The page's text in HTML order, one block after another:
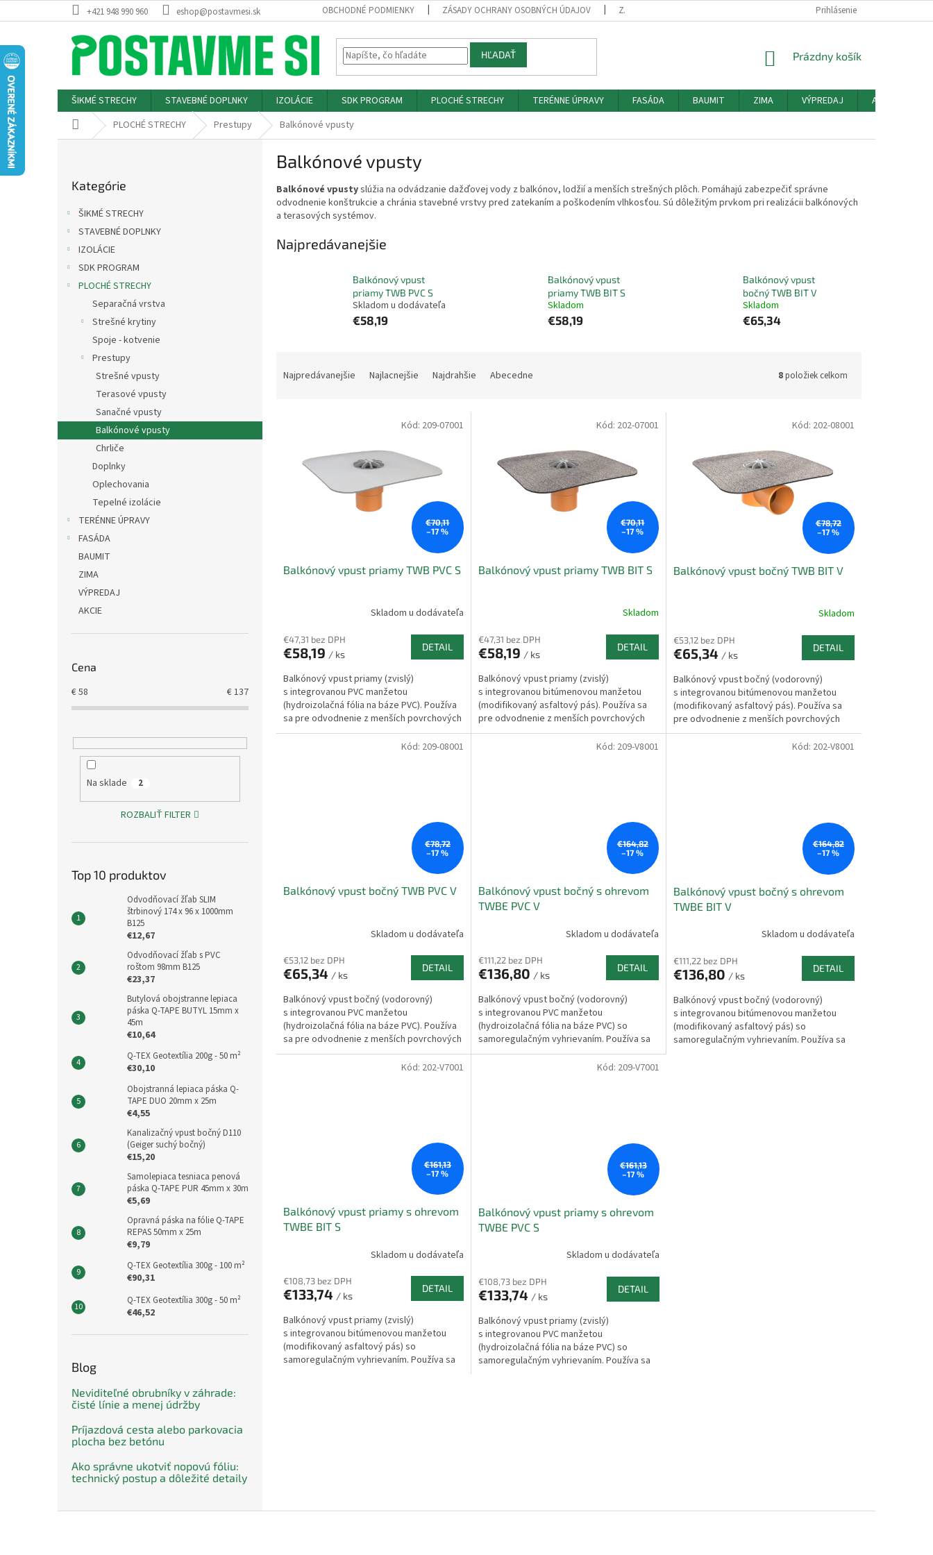
na
+421 948 990 960 eshop@postavmesi.sk OBCHODNÉ PODMIENKY ZÁSADY OCHRANY OSOBNÝCH ÚDAJOV ZÁSADY POUŽÍVANIA SÚBOROV COOKIES HODNOTENIE OBCHODU
Prihlásenie
HĽADAŤ
NÁKUPNÝ
Prázdny košík
ŠIKMÉ STRECHY STAVEBNÉ DOPLNKY IZOLÁCIE SDK PROGRAM PLOCHÉ STRECHY TERÉNNE ÚPRAVY FASÁDA BAUMIT ZIMA VÝPREDAJ AKCIE
DomovPLOCHÉ STRECHY Prestupy Balkónové vpusty
kategórie
Kategórie
ŠIKMÉ STRECHY
STAVEBNÉ DOPLNKY
IZOLÁCIE
SDK PROGRAM
PLOCHÉ STRECHY
Separačná vrstva
Strešné krytiny
Spoje - kotvenie
Prestupy
Strešné vpusty
Terasové vpusty
Sanačné vpusty
Balkónové vpusty
Chrliče
Doplnky
Oplechovania
Tepelné izolácie
TERÉNNE ÚPRAVY
FASÁDA
BAUMIT
ZIMA
VÝPREDAJ
AKCIE
Cena
€58 €137
Na sklade 2
ROZBALIŤ FILTER
Top 10 produktov
Odvodňovací žľab SLIM
štrbinový 174 x 96 x 1000mm
B125
€12,67
Odvodňovací žľab s PVC
roštom 98mm B125
€23,37
Butylová obojstranne lepiaca
páska Q-TAPE BUTYL 15mm x
45m
€10,64
Q-TEX Geotextília 200g - 50 m²
€30,10
Obojstranná lepiaca páska Q-
TAPE DUO 20mm x 25m
€4,55
Kanalizačný vpust bočný D110
(Geiger suchý bočný)
€15,20
Samolepiaca tesniaca penová
páska Q-TAPE PUR 45mm x 30m
€5,69
Opravná páska na fólie Q-TAPE
REPAS 50mm x 25m
€9,79
Q-TEX Geotextília 300g - 100 m²
€90,31
Q-TEX Geotextília 300g - 50 m²
€46,52
Blog
Neviditeľné obrubníky v záhrade:
čisté línie a menej údržby
Príjazdová cesta alebo parkovacia
plocha bez betónu
Ako správne ukotviť nopovú fóliu:
technický postup a dôležité detaily
Balkónové vpusty
Balkónové vpustyslúžia na odvádzanie dažďovej vody z balkónov, lodžií a menších strešných plôch. Pomáhajú zabezpečiť správne
odvodnenie konštrukcie a chránia stavebné vrstvy pred zatekaním a poškodením vlhkosťou. Sú dôležitým prvkom pri realizácii balkónových
a terasových systémov.
Najpredávanejšie
Balkónový vpust
priamy TWB PVC S
Skladom u dodávateľa
€58,19
Balkónový vpust
priamy TWB BIT S
Skladom
€58,19
Balkónový vpust
bočný TWB BIT V
Skladom
€65,34
Najpredávanejšie Najlacnejšie Najdrahšie Abecedne 8položiek celkom
€70,11
–17 %
Balkónový vpust priamy TWB PVC S
Skladom u dodávateľa
€47,31 bez DPH
€58,19 / ks
DETAIL
Balkónový vpust priamy (zvislý)
s integrovanou PVC manžetou
(hydroizolačná fólia na báze PVC). Používa
sa pre odvodnenie z menších povrchových
plôch. Voda neodteká...
Kód: 209-07001
€70,11
–17 %
Balkónový vpust priamy TWB BIT S
Skladom
€47,31 bez DPH
€58,19 / ks
DETAIL
Balkónový vpust priamy (zvislý)
s integrovanou bitúmenovou manžetou
(modifikovaný asfaltový pás). Používa sa
pre odvodnenie z menších povrchových
plôch. Voda neodteká...
Kód: 202-07001
€78,72
–17 %
Balkónový vpust bočný TWB BIT V
Skladom
€53,12 bez DPH
€65,34 / ks
DETAIL
Balkónový vpust bočný (vodorovný)
s integrovanou bitúmenovou manžetou
(modifikovaný asfaltový pás). Používa sa
pre odvodnenie z menších povrchových
plôch. Voda...
Kód: 202-08001
€78,72
–17 %
Balkónový vpust bočný TWB PVC V
Skladom u dodávateľa
€53,12 bez DPH
€65,34 / ks
DETAIL
Balkónový vpust bočný (vodorovný)
s integrovanou PVC manžetou
(hydroizolačná fólia na báze PVC). Používa
sa pre odvodnenie z menších povrchových
plôch. Voda neodteká...
Kód: 209-08001
€164,82
–17 %
Balkónový vpust bočný s ohrevom
TWBE PVC V
Skladom u dodávateľa
€111,22 bez DPH
€136,80 / ks
DETAIL
Balkónový vpust bočný (vodorovný)
s integrovanou PVC manžetou
(hydroizolačná fólia na báze PVC) so
samoregulačným vyhrievaním. Používa sa
pre odvodnenie z menších...
Kód: 209-V8001
€164,82
–17 %
Balkónový vpust bočný s ohrevom
TWBE BIT V
Skladom u dodávateľa
€111,22 bez DPH
€136,80 / ks
DETAIL
Balkónový vpust bočný (vodorovný)
s integrovanou bitúmenovou manžetou
(modifikovaný asfaltový pás) so
samoregulačným vyhrievaním. Používa sa
Kód: 202-V8001
€161,13
–17 %
Balkónový vpust priamy s ohrevom
TWBE BIT S
Skladom u dodávateľa
€108,73 bez DPH
€133,74 / ks
DETAIL
Balkónový vpust priamy (zvislý)
s integrovanou bitúmenovou manžetou
(modifikovaný asfaltový pás) so
samoregulačným vyhrievaním. Používa sa
Kód: 202-V7001
€161,13
–17 %
Balkónový vpust priamy s ohrevom
TWBE PVC S
Skladom u dodávateľa
€108,73 bez DPH
€133,74 / ks
DETAIL
Balkónový vpust priamy (zvislý)
s integrovanou PVC manžetou
(hydroizolačná fólia na báze PVC) so
samoregulačným vyhrievaním. Používa sa
Kód: 209-V7001
p